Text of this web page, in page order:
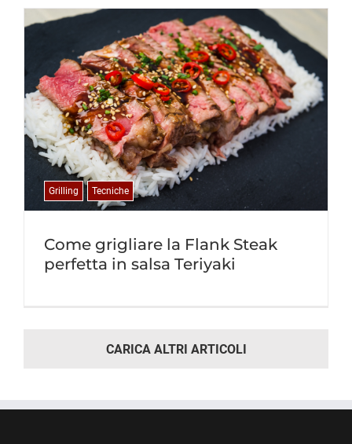
Come grigliare la Flank Steak
perfetta in salsa Teriyaki
Grilling Tecniche
CARICA ALTRI ARTICOLI